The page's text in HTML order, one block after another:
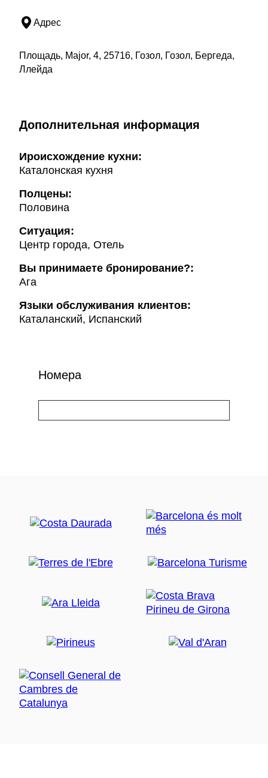
Адрес
Площадь, Major, 4, 25716, Гозол, Гозол, Бергеда,
Ллейда
Дополнительная информация
Ироисхождение кухни:
Каталонская кухня
Полцены:
Половина
Ситуация:
Центр города, Отель
Вы принимаете бронирование?:
Ага
Языки обслуживания клиентов:
Каталанский, Испанский
Номера